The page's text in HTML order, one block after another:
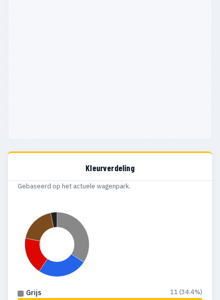
Kleurverdeling
Gebaseerd op het actuele wagenpark.
Grijs 11 (34.4%)